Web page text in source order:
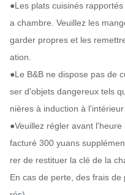
●Les plats cuisinés
a chambre. Veuillez les
garder propres et les
ation.
●Le B&B ne dispose pas de
ser d'objets dangereux tels
nières à induction à
●Veuillez régler avant
facturé 300 yuans
rer de restituer la clé de la
En cas de perte, des frais